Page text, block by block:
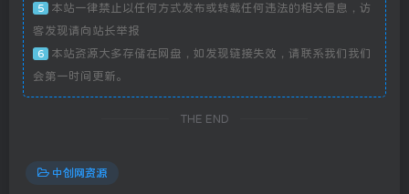
5
本站一律禁止以任何方式发布或转载任何违法的相关信息，访
客发现请向站长举报
6
本站资源大多存储在网盘，如发现链接失效，请联系我们我们
会第一时间更新。
THE END
中创网资源